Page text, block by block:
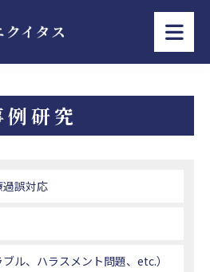
例研究
誤対応
ル、ハラスメント問題、etc.）